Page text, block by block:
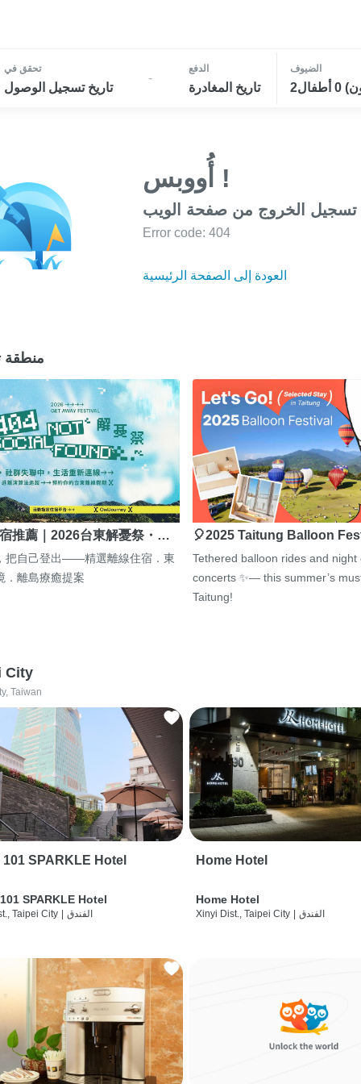
تحقق في
تاريخ تسجيل الوصول
-
الدفع
تاريخ المغادرة
الضيوف
أُووبس !
تسجيل الخروج من صفحة الويب
Error code: 404
العودة إلى الصفحة الرئيسية
منطقة
推薦｜2026台東解憂祭・…
把自己登出——精選離線住宿．東
．離島療癒提案
🎈2025 Taitung Balloon
Tethered balloon rides and night
concerts ✨— this summer’s
Taitung!
City
Taiwan
101 SPARKLE Hotel
SPARKLE Hotel
Taipei City الفندق
Home Hotel
Home Hotel
Xinyi Dist., Taipei City الفندق